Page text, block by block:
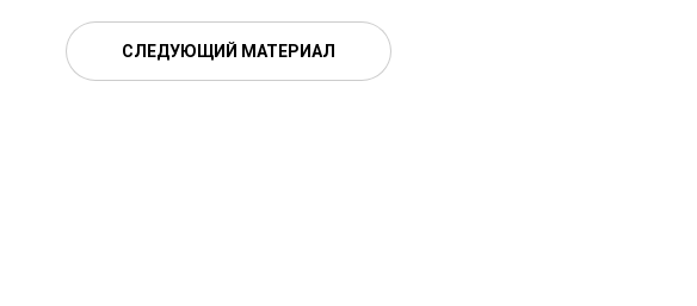
СЛЕДУЮЩИЙ МАТЕРИАЛ